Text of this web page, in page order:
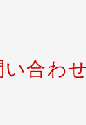
合わ